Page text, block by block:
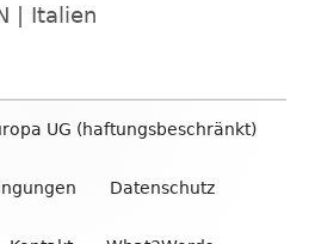
| Italien
UG (haftungsbeschränkt)
Datenschutz